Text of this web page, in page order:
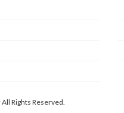
Rights Reserved.